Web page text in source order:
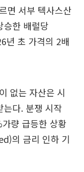
면 서부 텍사스산
한 배럴당
년 초 가격의 2배
없는 자산은 시
는다. 분쟁 시작
량 급등한 상황
의 금리 인하 기